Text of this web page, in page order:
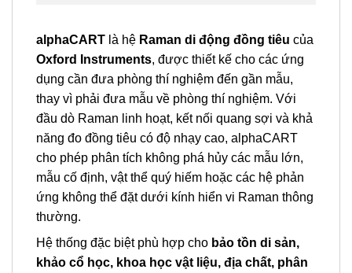
alphaCART là hệ Raman di động đồng tiêu của
Oxford Instruments, được thiết kế cho các ứng
dụng cần đưa phòng thí nghiệm đến gần mẫu,
thay vì phải đưa mẫu về phòng thí nghiệm. Với
đầu dò Raman linh hoạt, kết nối quang sợi và khả
năng đo đồng tiêu có độ nhạy cao, alphaCART
cho phép phân tích không phá hủy các mẫu lớn,
mẫu cố định, vật thể quý hiếm hoặc các hệ phản
ứng không thể đặt dưới kính hiển vi Raman thông
thường.
Hệ thống đặc biệt phù hợp cho bảo tồn di sản,
khảo cổ học, khoa học vật liệu, địa chất, phân